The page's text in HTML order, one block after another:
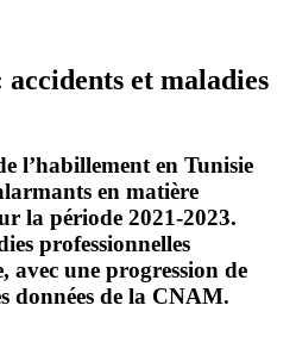
et maladies
l’habillement en Tunisie
en matière
la période 2021-2023.
professionnelles
avec une progression de
données de la CNAM.